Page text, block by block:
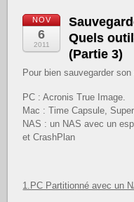
NOV
6
2011
Quels
(Partie 3)
Pour bien sauvegarder
PC : Acronis True Image.
Mac : Time Capsule,
NAS : un NAS avec un
et CrashPlan
1.PC Partitionné avec un